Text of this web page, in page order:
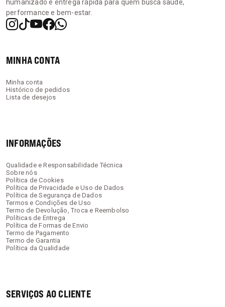
Sinta mais disposição na rotina diária utilizando a
nossacoenzima q10
Auxilie o relaxamento muscular e a qualidade do
sono com o nosso
Proteja a mobilidade e o conforto das suas
dia a dia.
Como Consumir Suplementos
Vitamínicos Corretamente?
O melhor momento para tomar suas vitaminas é
junto ou logo após as refeições principais
nutrientes. Lembre-se de manter a constância
humanizado e entrega rápida para quem busca saúde,
performance e bem-estar.
MINHA CONTA
Minha conta
Histórico de pedidos
Lista de desejos
INFORMAÇÕES
Qualidade e Responsabilidade Técnica
Sobre nós
Política de Cookies
Política de Privacidade e Uso de Dados
Política de Segurança de Dados
Termos e Condições de Uso
Termo de Devolução, Troca e Reembolso
Políticas de Entrega
Política de Formas de Envio
Termo de Pagamento
Termo de Garantia
Política da Qualidade
SERVIÇOS AO CLIENTE